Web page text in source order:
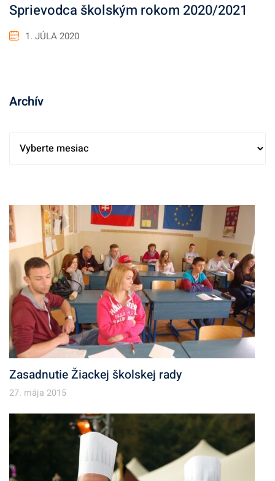
Sprievodca školským rokom 2020/2021
1. JÚLA 2020
Archív
í
v
Zasadnutie Žiackej školskej rady
27. mája 2015